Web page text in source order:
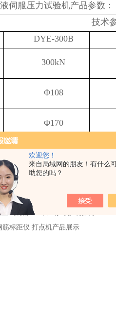
欢迎您！
来自局域网的朋友！有什么
助您的吗？
伺服压力试验机产品参数：
技术
DYE-300B
300kN
Φ108
Φ170
1200x500x1370
式混凝土压力试验机产品展示
筋标距仪 打点机产品展示